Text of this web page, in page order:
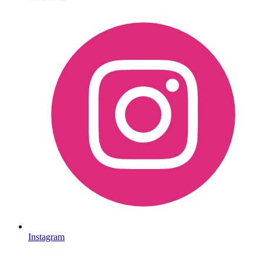
Instagram